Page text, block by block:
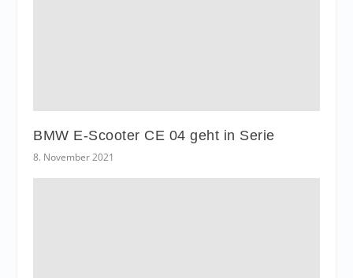
BMW E-Scooter CE 04 geht in Serie
8. November 2021